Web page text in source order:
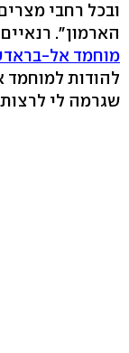
ובכל רחבי
הארמון".
מוחמד אל-
להודות
שגרמה לי